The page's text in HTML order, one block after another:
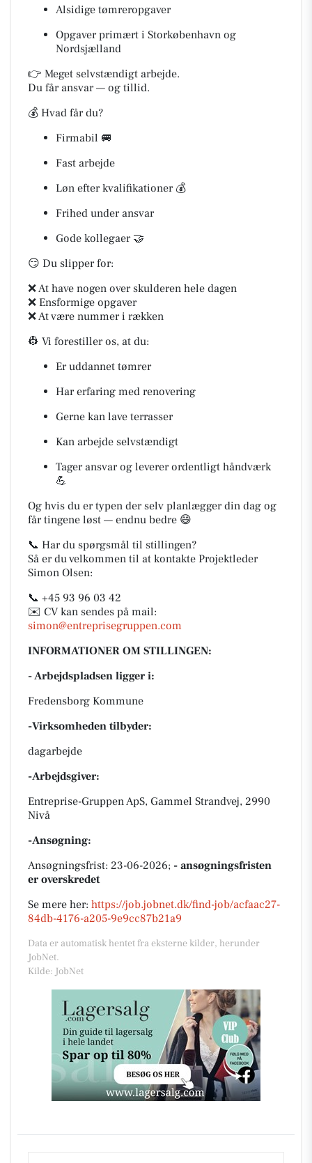
Alsidige tømreropgaver
Opgaver primært i Storkøbenhavn og
Nordsjælland
👉 Meget selvstændigt arbejde.
Du får ansvar — og tillid.
💰 Hvad får du?
Firmabil 🚐
Fast arbejde
Løn efter kvalifikationer 💰
Frihed under ansvar
Gode kollegaer 🤝
😏 Du slipper for:
❌ At have nogen over skulderen hele dagen
❌ Ensformige opgaver
❌ At være nummer i rækken
👷 Vi forestiller os, at du:
Er uddannet tømrer
Har erfaring med renovering
Gerne kan lave terrasser
Kan arbejde selvstændigt
Tager ansvar og leverer ordentligt håndværk
💪
Og hvis du er typen der selv planlægger din dag og
får tingene løst — endnu bedre 😄
📞 Har du spørgsmål til stillingen?
Så er du velkommen til at kontakte Projektleder
Simon Olsen:
📞 +45 93 96 03 42
✉️ CV kan sendes på mail:
simon@entreprisegruppen.com
INFORMATIONER OM STILLINGEN:
- Arbejdspladsen ligger i:
Fredensborg Kommune
-Virksomheden tilbyder:
dagarbejde
-Arbejdsgiver:
Entreprise-Gruppen ApS, Gammel Strandvej, 2990
Nivå
-Ansøgning:
Ansøgningsfrist: 23-06-2026; - ansøgningsfristen
er overskredet
Se mere her: https://job.jobnet.dk/find-job/acfaac27-
84db-4176-a205-9e9cc87b21a9
Data er automatisk hentet fra eksterne kilder, herunder
JobNet.
Kilde: JobNet